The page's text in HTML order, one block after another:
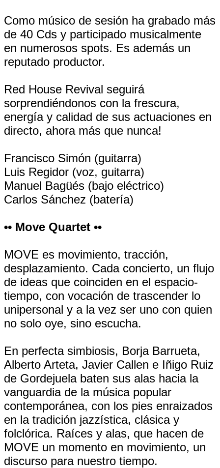
Como músico de sesión ha grabado más
de 40 Cds y participado musicalmente
en numerosos spots. Es además un
reputado productor.
Red House Revival seguirá
sorprendiéndonos con la frescura,
energía y calidad de sus actuaciones en
directo, ahora más que nunca!
Francisco Simón (guitarra)
Luis Regidor (voz, guitarra)
Manuel Bagüés (bajo eléctrico)
Carlos Sánchez (batería)
•• Move Quartet ••
MOVE es movimiento, tracción,
desplazamiento. Cada concierto, un flujo
de ideas que coinciden en el espacio-
tiempo, con vocación de trascender lo
unipersonal y a la vez ser uno con quien
no solo oye, sino escucha.
En perfecta simbiosis, Borja Barrueta,
Alberto Arteta, Javier Callen e Iñigo Ruiz
de Gordejuela baten sus alas hacia la
vanguardia de la música popular
contemporánea, con los pies enraizados
en la tradición jazzística, clásica y
folclórica. Raíces y alas, que hacen de
MOVE un momento en movimiento, un
discurso para nuestro tiempo.